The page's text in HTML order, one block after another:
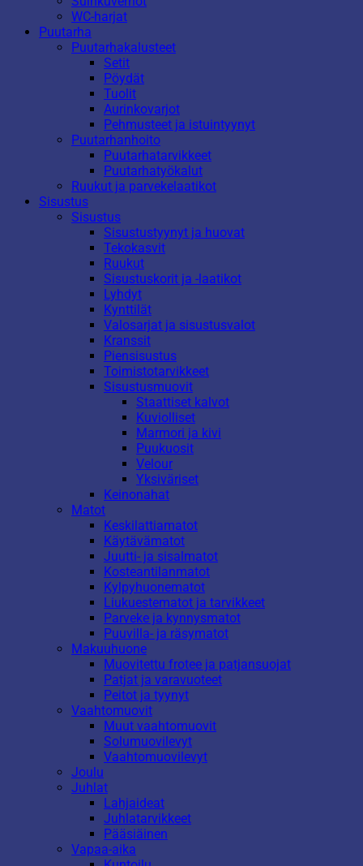
WC-harjat
Puutarha
Puutarhakalusteet
Setit
Pöydät
Tuolit
Aurinkovarjot
Pehmusteet ja istuintyynyt
Puutarhanhoito
Puutarhatarvikkeet
Puutarhatyökalut
Ruukut ja parvekelaatikot
Sisustus
Sisustus
Sisustustyynyt ja huovat
Tekokasvit
Ruukut
Sisustuskorit ja -laatikot
Lyhdyt
Kynttilät
Valosarjat ja sisustusvalot
Kranssit
Piensisustus
Toimistotarvikkeet
Sisustusmuovit
Staattiset kalvot
Kuviolliset
Marmori ja kivi
Puukuosit
Velour
Yksiväriset
Keinonahat
Matot
Keskilattiamatot
Käytävämatot
Juutti- ja sisalmatot
Kosteantilanmatot
Kylpyhuonematot
Liukuestematot ja tarvikkeet
Parveke ja kynnysmatot
Puuvilla- ja räsymatot
Makuuhuone
Muovitettu frotee ja patjansuojat
Patjat ja varavuoteet
Peitot ja tyynyt
Vaahtomuovit
Muut vaahtomuovit
Solumuovilevyt
Vaahtomuovilevyt
Joulu
Juhlat
Lahjaideat
Juhlatarvikkeet
Pääsiäinen
Vapaa-aika